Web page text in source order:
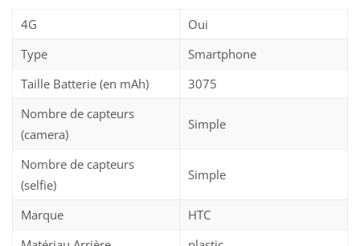
4G
Oui
Type
Smartphone
Taille Batterie (en mAh)
3075
Nombre de capteurs
(camera)
Simple
Nombre de capteurs
(selfie)
Simple
Marque
HTC